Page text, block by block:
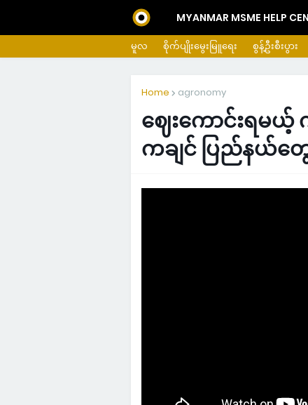
MYANMAR MSME HELP
မူလ စိုက်ပျိုးမွေးမြူရေး စွန့်ဦးစီးပွား
Home agronomy
ဈေးကောင်းရမယ့်
ကချင် ပြည်နယ်တွ